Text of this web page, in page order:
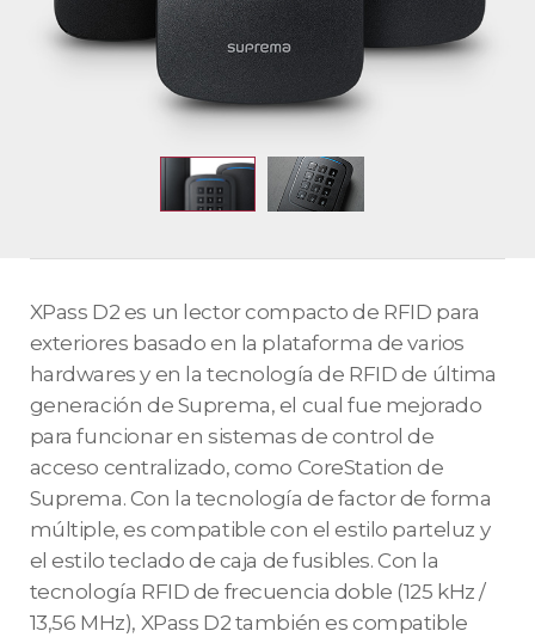
XPass D2 es un lector compacto de RFID para
exteriores basado en la plataforma de varios
hardwares y en la tecnología de RFID de última
generación de Suprema, el cual fue mejorado
para funcionar en sistemas de control de
acceso centralizado, como CoreStation de
Suprema. Con la tecnología de factor de forma
múltiple, es compatible con el estilo parteluz y
el estilo teclado de caja de fusibles. Con la
tecnología RFID de frecuencia doble (125 kHz /
13,56 MHz), XPass D2 también es compatible